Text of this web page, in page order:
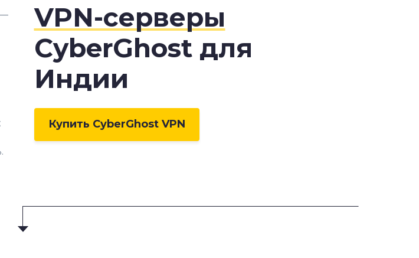
—
VPN-серверы
CyberGhost для
Индии
Купить CyberGhost VPN